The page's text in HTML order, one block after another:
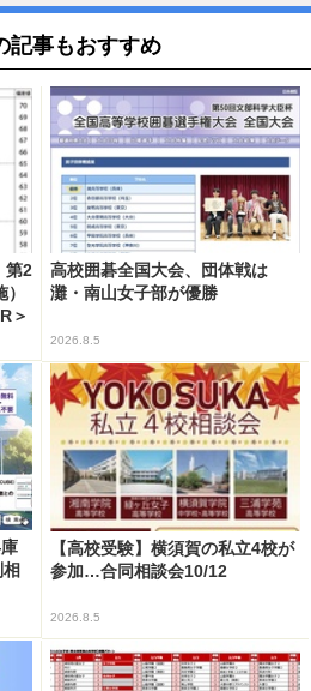
記事もおすすめ
第2
＞
高校囲碁全国大会、団体戦は
灘・南山女子部が優勝
2026.8.5
【高校受験】横須賀の私立4校が
参加…合同相談会10/12
2026.8.5